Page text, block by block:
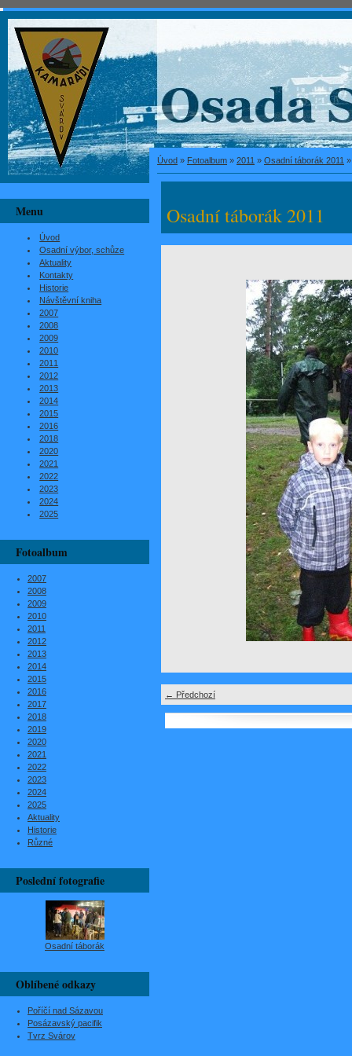
Úvod » Fotoalbum » 2011 » Osadní táborák 2011
Osadní táborák 2011
← Předchozí
Menu
Úvod
Osadní výbor, schůze
Aktuality
Kontakty
Historie
Návštěvní kniha
2007
2008
2009
2010
2011
2012
2013
2014
2015
2016
2018
2020
2021
2022
2023
2024
2025
Fotoalbum
2007
2008
2009
2010
2011
2012
2013
2014
2015
2016
2017
2018
2019
2020
2021
2022
2023
2024
2025
Aktuality
Historie
Různé
Poslední fotografie
Osadní táborák
Oblíbené odkazy
Poříčí nad Sázavou
Posázavský pacifik
Tvrz Svárov